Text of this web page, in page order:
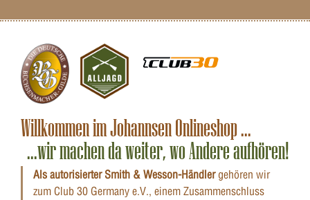
Willkommen im Johannsen Onlineshop ...
...wir machen da weiter, wo Andere aufhören!
Als autorisierter Smith & Wesson-Händlergehören wir
zum Club 30 Germany e.V., einem Zusammenschluss